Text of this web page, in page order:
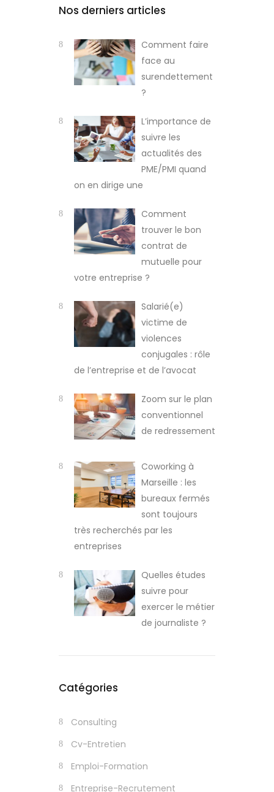
Nos derniers articles
Comment faire
face au
surendettement
?
L’importance de
suivre les
actualités des
PME/PMI quand
on en dirige une
Comment
trouver le bon
contrat de
mutuelle pour
votre entreprise ?
Salarié(e)
victime de
violences
conjugales : rôle
de l’entreprise et de l’avocat
Zoom sur le plan
conventionnel
de redressement
Coworking à
Marseille : les
bureaux fermés
sont toujours
très recherchés par les
entreprises
Quelles études
suivre pour
exercer le métier
de journaliste ?
Catégories
Consulting
Cv-Entretien
Emploi-Formation
Entreprise-Recrutement